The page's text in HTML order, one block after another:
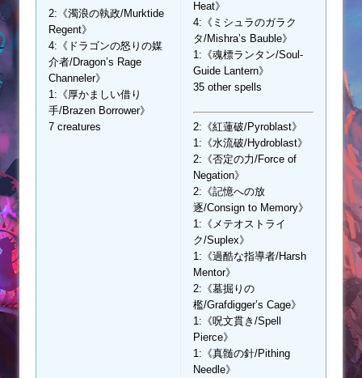
2:《濁浪の執政/Murktide
Regent》
4:《ドラゴンの怒りの媒
介者/Dragon’s Rage
Channeler》
1:《厚かましい借り
手/Brazen Borrower》
7 creatures
Heat》
4:《ミシュラのガラク
タ/Mishra’s Bauble》
1:《魂標ランタン/Soul-
Guide Lantern》
35 other spells
2:《紅蓮破/Pyroblast》
1:《水流破/Hydroblast》
2:《否定の力/Force of
Negation》
2:《記憶への放
逐/Consign to Memory》
1:《メテオストライ
ク/Suplex》
1:《過酷な指導者/Harsh
Mentor》
2:《墓掘りの
檻/Grafdigger’s Cage》
1:《呪文貫き/Spell
Pierce》
1:《真髄の針/Pithing
Needle》